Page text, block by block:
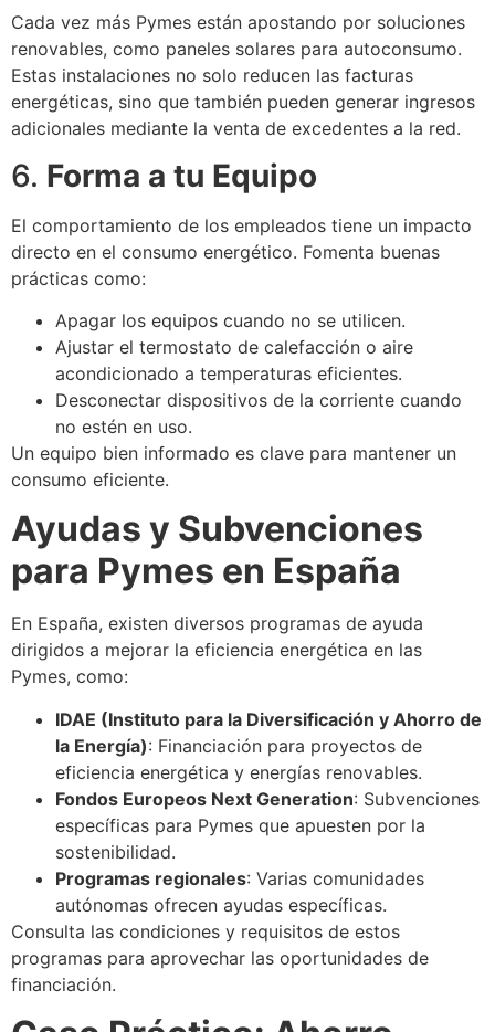
Cada vez más Pymes están apostando por soluciones
renovables, como paneles solares para autoconsumo.
Estas instalaciones no solo reducen las facturas
energéticas, sino que también pueden generar ingresos
adicionales mediante la venta de excedentes a la red.
6. Forma a tu Equipo
El comportamiento de los empleados tiene un impacto
directo en el consumo energético. Fomenta buenas
prácticas como:
Apagar los equipos cuando no se utilicen.
Ajustar el termostato de calefacción o aire
acondicionado a temperaturas eficientes.
Desconectar dispositivos de la corriente cuando
no estén en uso.
Un equipo bien informado es clave para mantener un
consumo eficiente.
Ayudas y Subvenciones
para Pymes en España
En España, existen diversos programas de ayuda
dirigidos a mejorar la eficiencia energética en las
Pymes, como:
IDAE (Instituto para la Diversificación y Ahorro de
la Energía): Financiación para proyectos de
eficiencia energética y energías renovables.
Fondos Europeos Next Generation: Subvenciones
específicas para Pymes que apuesten por la
sostenibilidad.
Programas regionales: Varias comunidades
autónomas ofrecen ayudas específicas.
Consulta las condiciones y requisitos de estos
programas para aprovechar las oportunidades de
financiación.